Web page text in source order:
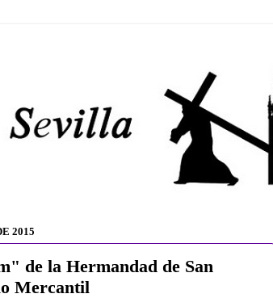
2015
de la Hermandad de San
Mercantil